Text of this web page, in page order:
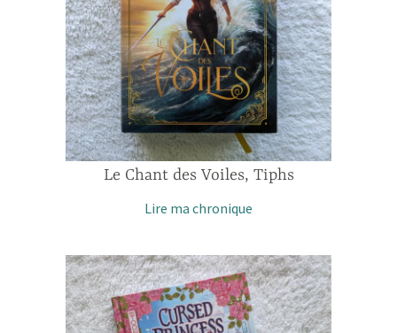
Le Chant des Voiles, Tiphs
Lire ma chronique